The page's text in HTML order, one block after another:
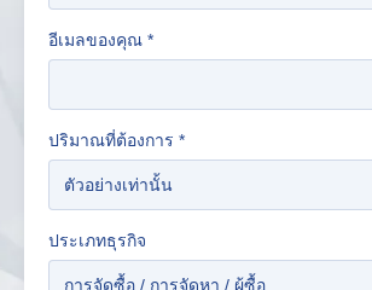
อีเมลของคุณ *
ปริมาณที่ต้องการ *
ประเภทธุรกิจ